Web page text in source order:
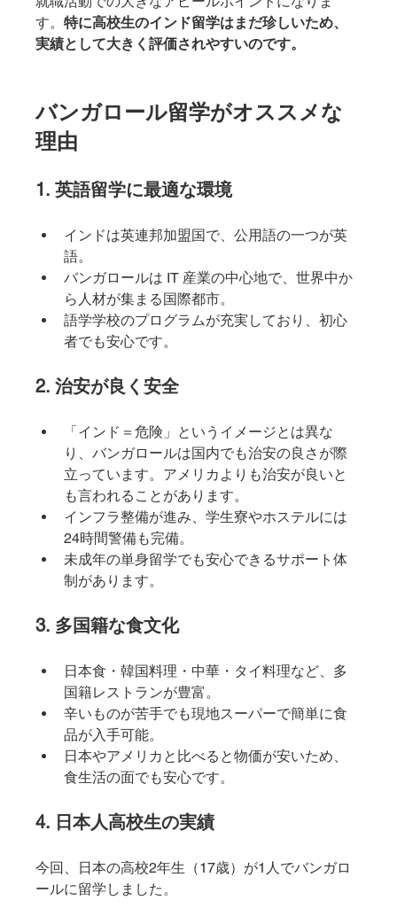
す。特に高校生のインド留学はまだ珍しいため、
実績として大きく評価されやすいのです。
バンガロール留学がオススメな
理由
1. 英語留学に最適な環境
インドは英連邦加盟国で、公用語の一つが英
語。
バンガロールは IT 産業の中心地で、世界中か
ら人材が集まる国際都市。
語学学校のプログラムが充実しており、初心
者でも安心です。
2. 治安が良く安全
「インド＝危険」というイメージとは異な
り、バンガロールは国内でも治安の良さが際
立っています。アメリカよりも治安が良いと
も言われることがあります。
インフラ整備が進み、学生寮やホステルには
24時間警備も完備。
未成年の単身留学でも安心できるサポート体
制があります。
3. 多国籍な食文化
日本食・韓国料理・中華・タイ料理など、多
国籍レストランが豊富。
辛いものが苦手でも現地スーパーで簡単に食
品が入手可能。
日本やアメリカと比べると物価が安いため、
食生活の面でも安心です。
4. 日本人高校生の実績
今回、日本の高校2年生（17歳）が1人でバンガロ
ールに留学しました。